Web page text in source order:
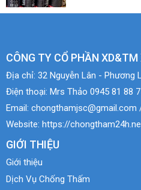
CÔNG TY CỔ PHẦN
Địa chỉ: 32 Nguyễn Lân - Phương
Điện thoại: Mrs Thảo 0945 81 88
Email: chongthamjsc@gmail.com
Website: https://
GIỚI THIỆU
Giới thiệu
Dịch Vụ Chống Thấm